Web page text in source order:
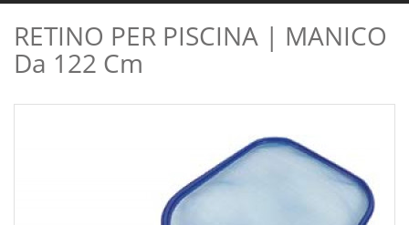
RETINO PER PISCINA | MANICO
Da 122 Cm